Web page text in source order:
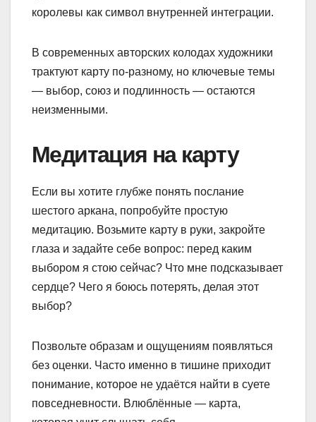
королевы как символ внутренней интеграции.
В современных авторских колодах художники
трактуют карту по-разному, но ключевые темы
— выбор, союз и подлинность — остаются
неизменными.
Медитация на карту
Если вы хотите глубже понять послание
шестого аркана, попробуйте простую
медитацию. Возьмите карту в руки, закройте
глаза и задайте себе вопрос: перед каким
выбором я стою сейчас? Что мне подсказывает
сердце? Чего я боюсь потерять, делая этот
выбор?
Позвольте образам и ощущениям появляться
без оценки. Часто именно в тишине приходит
понимание, которое не удаётся найти в суете
повседневности. Влюблённые — карта,